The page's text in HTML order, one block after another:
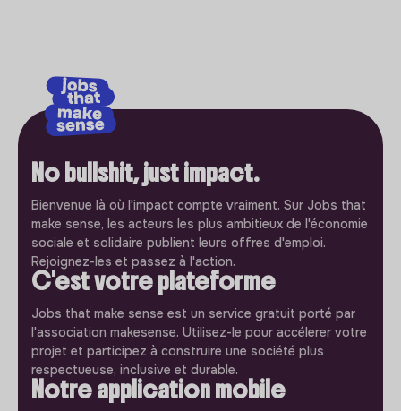
No bullshit, just impact.
Bienvenue là où l'impact compte vraiment. Sur Jobs that
make sense, les acteurs les plus ambitieux de l'économie
sociale et solidaire publient leurs offres d'emploi.
Rejoignez-les et passez à l'action.
C'est votre plateforme
Jobs that make sense est un service gratuit porté par
l'association makesense. Utilisez-le pour accélerer votre
projet et participez à construire une société plus
respectueuse, inclusive et durable.
Notre application mobile